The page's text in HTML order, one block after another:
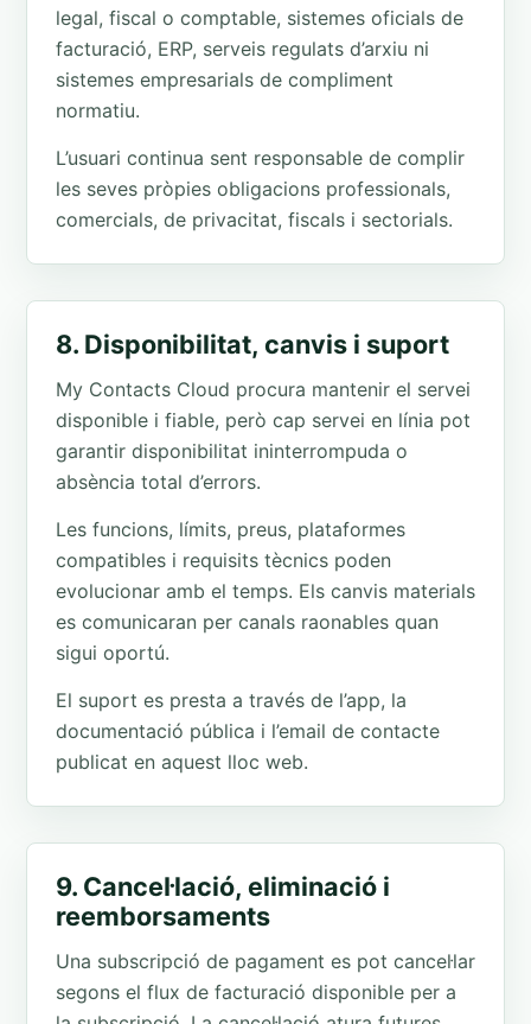
legal, fiscal o comptable, sistemes oficials de
facturació, ERP, serveis regulats d’arxiu ni
sistemes empresarials de compliment
normatiu.
L’usuari continua sent responsable de complir
les seves pròpies obligacions professionals,
comercials, de privacitat, fiscals i sectorials.
8. Disponibilitat, canvis i suport
My Contacts Cloud procura mantenir el servei
disponible i fiable, però cap servei en línia pot
garantir disponibilitat ininterrompuda o
absència total d’errors.
Les funcions, límits, preus, plataformes
compatibles i requisits tècnics poden
evolucionar amb el temps. Els canvis materials
es comunicaran per canals raonables quan
sigui oportú.
El suport es presta a través de l’app, la
documentació pública i l’email de contacte
publicat en aquest lloc web.
9. Cancel·lació, eliminació i
reemborsaments
Una subscripció de pagament es pot cancel·lar
segons el flux de facturació disponible per a